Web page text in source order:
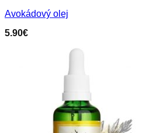
Avokádový olej
5.90€